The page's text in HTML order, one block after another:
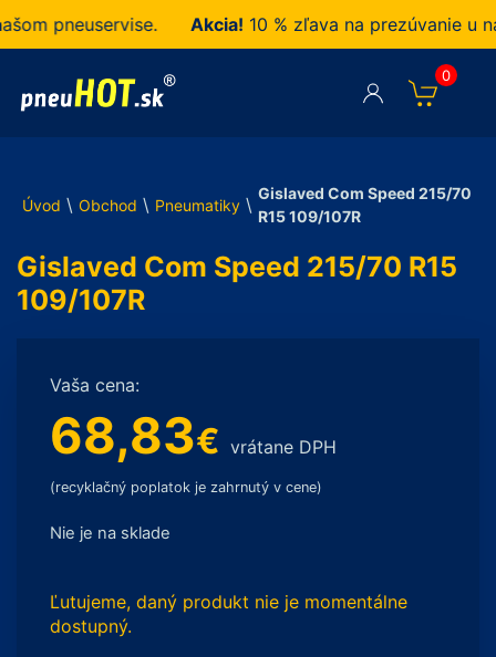
pneuservise. Akcia!10 % zľava na prezúvanie u nás
0
Úvod \ Obchod \ Pneumatiky \
Gislaved Com Speed 215/70
R15 109/107R
Gislaved Com Speed 215/70 R15
109/107R
Vaša cena:
68,83€ vrátane DPH
(recyklačný poplatok je zahrnutý v cene)
Nie je na sklade
Ľutujeme, daný produkt nie je momentálne
dostupný.